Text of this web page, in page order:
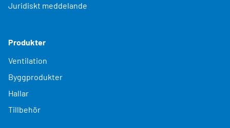
Juridiskt meddelande
Produkter
Ventilation
Byggprodukter
Hallar
Tillbehör